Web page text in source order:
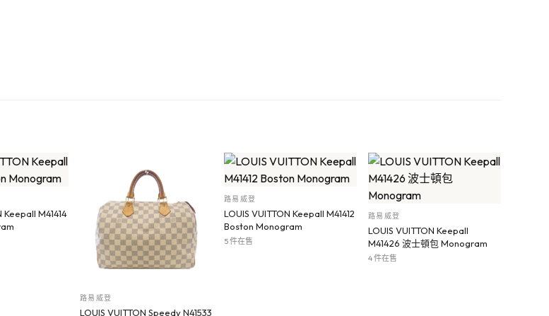
Keepall M41414
路易威登
LOUIS VUITTON Speedy N41533
路易威登
LOUIS VUITTON Keepall M41412
Boston Monogram
5 件在售
路易威登
LOUIS VUITTON Keepall
M41426 波士頓包 Monogram
4 件在售